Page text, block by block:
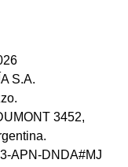
S.A.
3452,
APN-DNDA#MJ